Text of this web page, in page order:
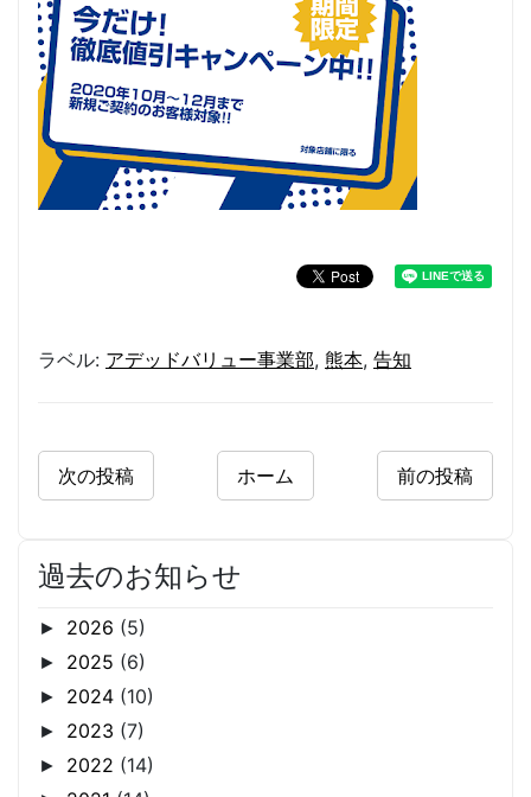
ラベル: アデッドバリュー事業部, 熊本, 告知
次の投稿 前の投稿
ホーム
過去のお知らせ
► 2026 (5)
► 2025 (6)
► 2024 (10)
► 2023 (7)
► 2022 (14)